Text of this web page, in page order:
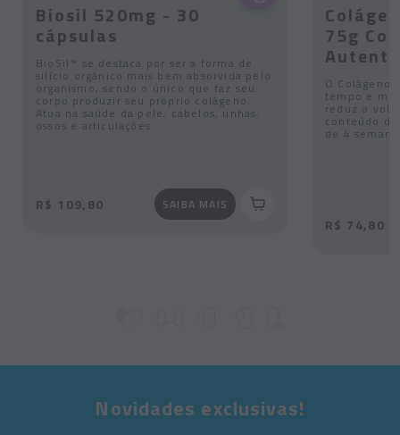
Biosil 520mg - 30
cápsulas
BioSil™ se destaca por ser a forma de
silício orgânico mais bem absorvida pelo
organismo, sendo o único que faz seu
corpo produzir seu próprio colágeno.
Atua na saúde da pele, cabelos, unhas,
ossos e articulações.
R$ 109,80 SAIBA MAIS
75g
O Colágeno
tempo e
reduz o
conteúdo
de 4
R$ 74,80
Novidades exclusivas!